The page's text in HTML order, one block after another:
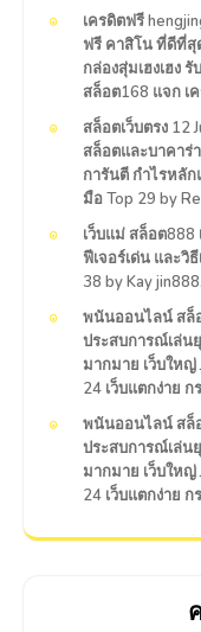
เครดิตฟรี
ฟรี คาสิโน ที่ดีที่สุ
กล่องสุ่มเฮงเฮง
สล็อต168 แจก เ
สล็อตเว็บตรง 12
สล็อตและบาคาร่
การันตี กำไรหลั
มือ Top 29 by
เว็บแม่ สล็อต888
ฟีเจอร์เด่น และวิ
38 by Kay
พนันออนไลน์ สล็อ
ประสบการณ์เล่น
มากมาย เว็บใหญ่
24 เว็บแตกง่าย
พนันออนไลน์ สล็อ
ประสบการณ์เล่น
มากมาย เว็บใหญ่
24 เว็บแตกง่าย